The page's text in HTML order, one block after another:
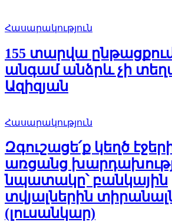
Հասարակություն
155 տարվա
անգամ անձրև չի
Ազիզյան
Հասարակություն
Զգուշացե՛ք կեղծ
առցանց
նպատակը՝ բանկային
տվյալներին
(լուսանկար)